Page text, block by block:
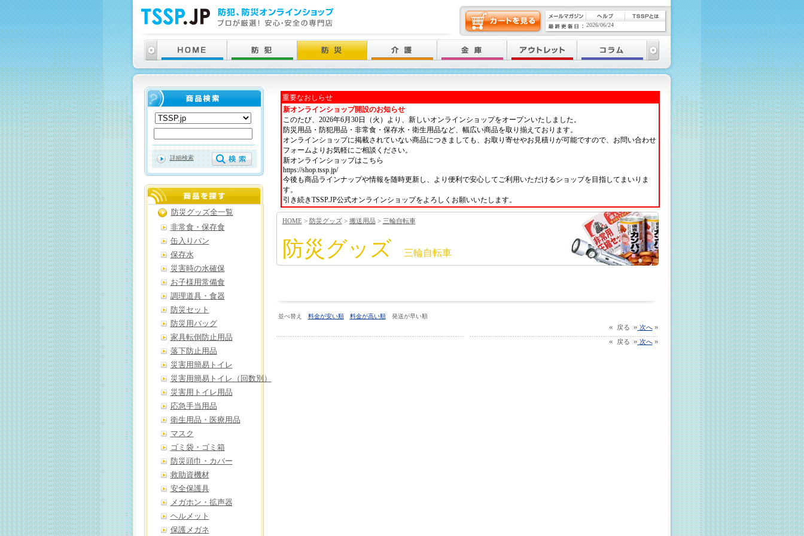
重要なおしらせ
新オンラインショップ開設のお知らせ
このたび、2026年6月30日（火）より、新しいオンラインショップをオープンいたしました。
防災用品・防犯用品・非常食・保存水・衛生用品など、幅広い商品を取り揃えております。
オンラインショップに掲載されていない商品につきましても、お取り寄せやお見積りが可能ですので、お問い合わせ
フォームよりお気軽にご相談ください。
新オンラインショップはこちら
https://shop.tssp.jp/
今後も商品ラインナップや情報を随時更新し、より便利で安心してご利用いただけるショップを目指してまいりま
す。
引き続きTSSP.JP公式オンラインショップをよろしくお願いいたします。
HOME > 防災グッズ> 搬送用品> 三輪自転車
防災グッズ 三輪自転車
並べ替え 料金が安い順 料金が高い順発送が早い順
« 戻る » 次へ»
«
戻る » 次へ»
詳細検索
防災グッズ全一覧
非常食・保存食
缶入りパン
保存水
災害時の水確保
お子様用常備食
調理道具・食器
防災セット
防災用バッグ
家具転倒防止用品
落下防止用品
災害用簡易トイレ
災害用簡易トイレ（回数別）
災害用トイレ用品
応急手当用品
衛生用品・医療用品
マスク
ゴミ袋・ゴミ箱
防災頭巾・カバー
救助資機材
安全保護具
メガホン・拡声器
ヘルメット
保護メガネ
2026/06/24